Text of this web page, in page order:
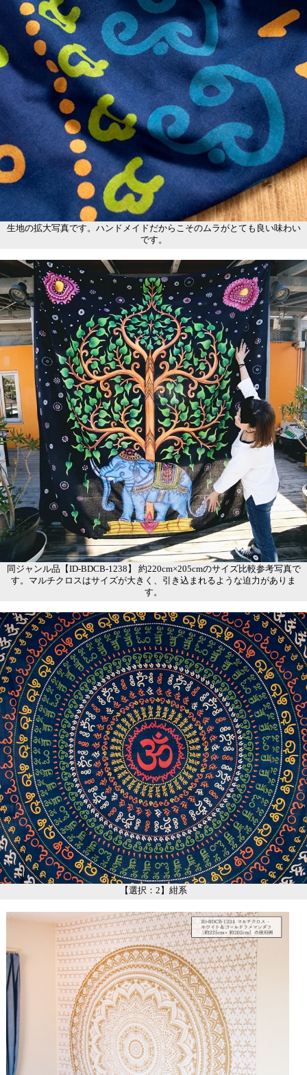
生地の拡大写真です。ハンドメイドだからこそのムラがとても良い味わい
です。
同ジャンル品【ID-BDCB-1238】 約220cm×205cmのサイズ比較参考写真で
す。マルチクロスはサイズが大きく、引き込まれるような迫力がありま
す。
【選択：2】紺系